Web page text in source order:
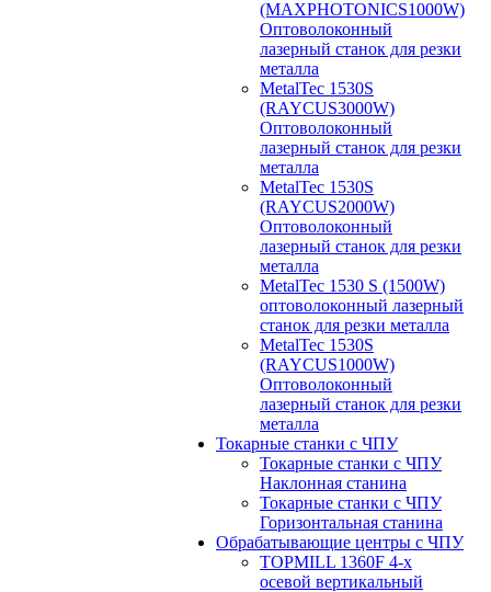
(MAXPHOTONICS1000W)
Оптоволоконный
лазерный станок для резки
металла
MetalTec 1530S
(RAYCUS3000W)
Оптоволоконный
лазерный станок для резки
металла
MetalTec 1530S
(RAYCUS2000W)
Оптоволоконный
лазерный станок для резки
металла
MetalTec 1530 S (1500W)
оптоволоконный лазерный
станок для резки металла
MetalTec 1530S
(RAYCUS1000W)
Оптоволоконный
лазерный станок для резки
металла
Токарные станки с ЧПУ
Токарные станки с ЧПУ
Наклонная станина
Токарные станки с ЧПУ
Горизонтальная станина
Обрабатывающие центры с ЧПУ
TOPMILL 1360F 4-x
осевой вертикальный